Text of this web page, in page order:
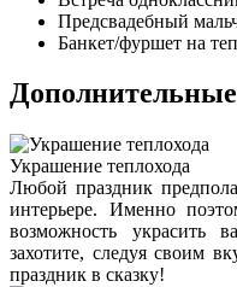
Предсвадебный
Банкет/фуршет на
Дополнительные
Украшение теплохода
Любой праздник
интерьере. Именно
возможность украсить
захотите, следуя своим
праздник в сказку!